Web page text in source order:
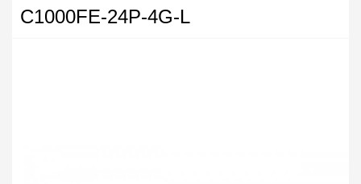
C1000FE-24P-4G-L